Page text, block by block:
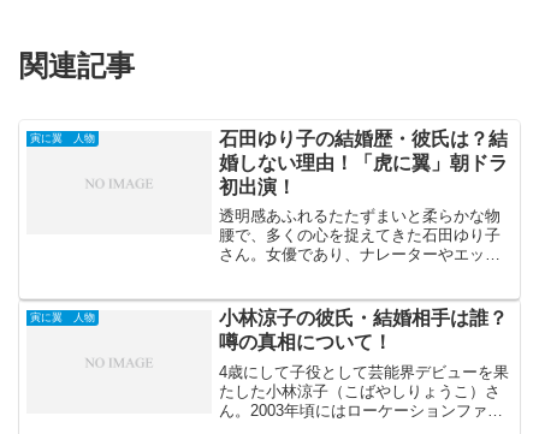
関連記事
寅に翼 人物
石田ゆり子の結婚歴・彼氏は？結
婚しない理由！「虎に翼」朝ドラ
初出演！
透明感あふれるたたずまいと柔らかな物
腰で、多くの心を捉えてきた石田ゆり子
さん。女優であり、ナレーターやエッセ
で話題です。そこで、彼女の結婚歴、恋
多き噂、結婚しない理由、...
寅に翼 人物
小林涼子の彼氏・結婚相手は誰？
噂の真相について！
4歳にして子役として芸能界デビューを果
たした小林涼子（こばやしりょうこ）さ
ん。2003年頃にはローケーションファッ